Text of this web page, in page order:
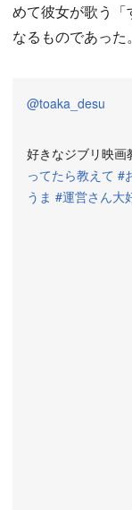
めて彼女が歌う
なるものであった。
@toaka_desu
好きなジブリ映画
ってたら教えて #
うま #運営さん大